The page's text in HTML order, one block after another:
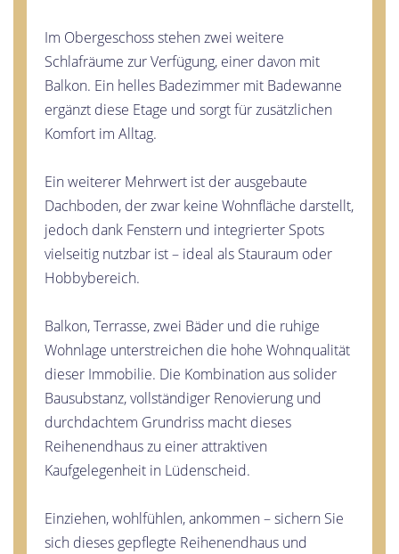
Im Obergeschoss stehen zwei weitere
Schlafräume zur Verfügung, einer davon mit
Balkon. Ein helles Badezimmer mit Badewanne
ergänzt diese Etage und sorgt für zusätzlichen
Komfort im Alltag.
Ein weiterer Mehrwert ist der ausgebaute
Dachboden, der zwar keine Wohnfläche darstellt,
jedoch dank Fenstern und integrierter Spots
vielseitig nutzbar ist – ideal als Stauraum oder
Hobbybereich.
Balkon, Terrasse, zwei Bäder und die ruhige
Wohnlage unterstreichen die hohe Wohnqualität
dieser Immobilie. Die Kombination aus solider
Bausubstanz, vollständiger Renovierung und
durchdachtem Grundriss macht dieses
Reihenendhaus zu einer attraktiven
Kaufgelegenheit in Lüdenscheid.
Einziehen, wohlfühlen, ankommen – sichern Sie
sich dieses gepflegte Reihenendhaus und